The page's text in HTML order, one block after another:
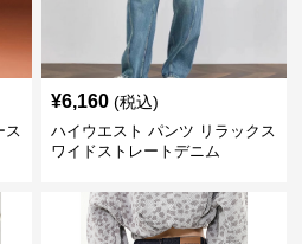
ス
¥6,160 (税込)
ハイウエスト パンツ リラックス
ワイドストレートデニム